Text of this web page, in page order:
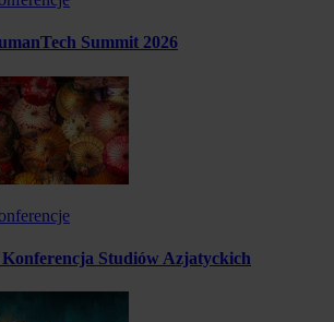
Summit 2026
Studiów Azjatyckich